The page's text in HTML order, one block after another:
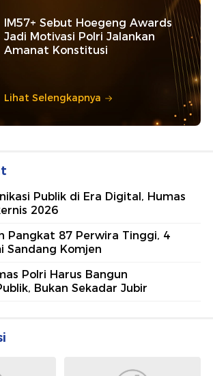
IM57+ Sebut Hoegeng Awards
Jadi Motivasi Polri Jalankan
Amanat Konstitusi
Lihat Selengkapnya
Publik di Era Digital, Humas
2026
Pangkat 87 Perwira Tinggi, 4
Sandang Komjen
Polri Harus Bangun
Bukan Sekadar Jubir